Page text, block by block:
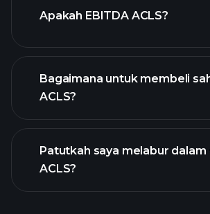
Apakah EBITDA ACLS?
laporan
Bagaimana untuk membeli
ACLS?
Patutkah saya melabur dalam
ACLS?